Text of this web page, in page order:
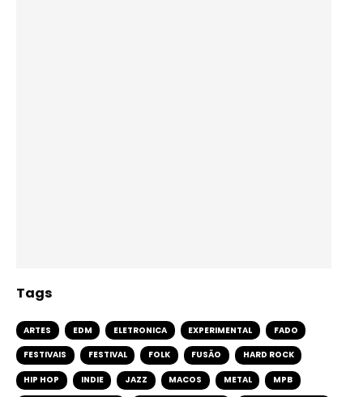
Tags
ARTES EDM ELETRONICA EXPERIMENTAL FADO
FESTIVAIS FESTIVAL FOLK FUSÃO HARD ROCK
HIP HOP INDIE JAZZ MACOS METAL MPB